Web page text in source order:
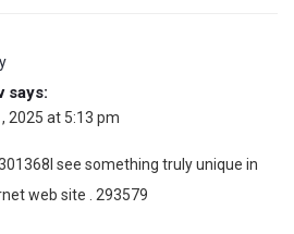
says:
2025 at 5:13 pm
see something truly unique in
web site . 293579